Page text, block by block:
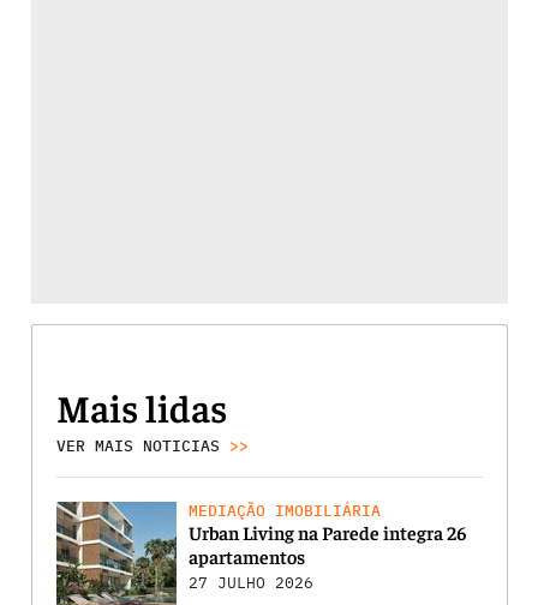
Mais lidas
VER MAIS NOTICIAS >>
MEDIAÇÃO IMOBILIÁRIA
Urban Living na Parede integra 26
apartamentos
27 JULHO 2026